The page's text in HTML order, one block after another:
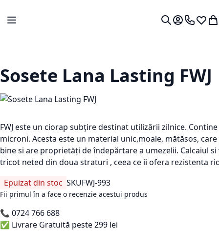
Comutare în navigare
Contul meu.
0724 766
Lista
Sosete Lana Lasting FWJ
FWJ este un ciorap subțire destinat utilizării zilnice.
microni. Acesta este un material unic,moale, mătăsos,
bine si are proprietăți de îndepărtare a umezelii. Calcaiul
tricot neted din doua straturi , ceea ce ii ofera rezistenta
Epuizat din stoc SKUFWJ-993
Fii primul în a face o recenzie acestui produs
📞 0724 766 688
✅ Livrare Gratuită peste 299 lei